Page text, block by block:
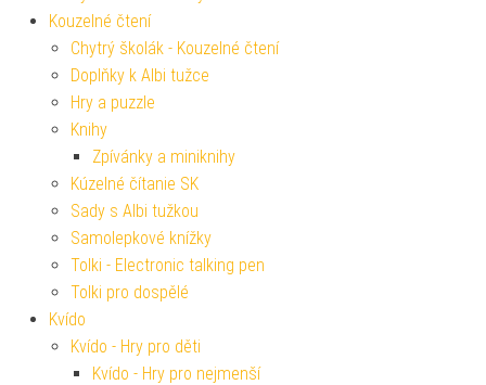
Kouzelné čtení
Chytrý školák - Kouzelné čtení
Doplňky k Albi tužce
Hry a puzzle
Knihy
Zpívánky a miniknihy
Kúzelné čítanie SK
Sady s Albi tužkou
Samolepkové knížky
Tolki - Electronic talking pen
Tolki pro dospělé
Kvído
Kvído - Hry pro děti
Kvído - Hry pro nejmenší